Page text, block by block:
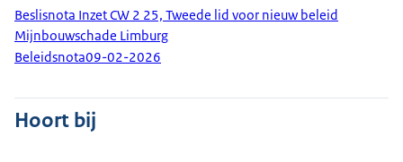
Beslisnota Inzet CW 2 25, Tweede lid voor nieuw beleid
Mijnbouwschade Limburg
Beleidsnota09-02-2026
Hoort bij